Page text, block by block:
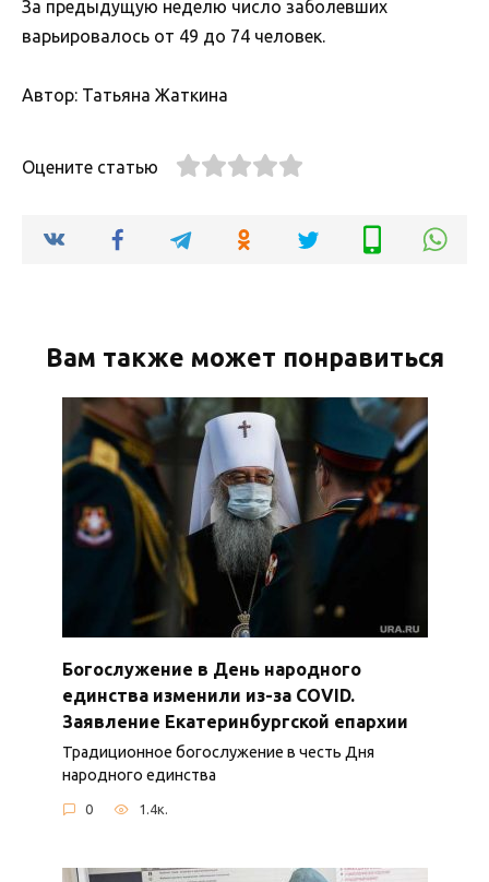
За предыдущую неделю число заболевших
варьировалось от 49 до 74 человек.
Автор: Татьяна Жаткина
Оцените статью
Вам также может понравиться
Богослужение в День народного
единства изменили из-за COVID.
Заявление Екатеринбургской епархии
Традиционное богослужение в честь Дня
народного единства
0 1.4к.